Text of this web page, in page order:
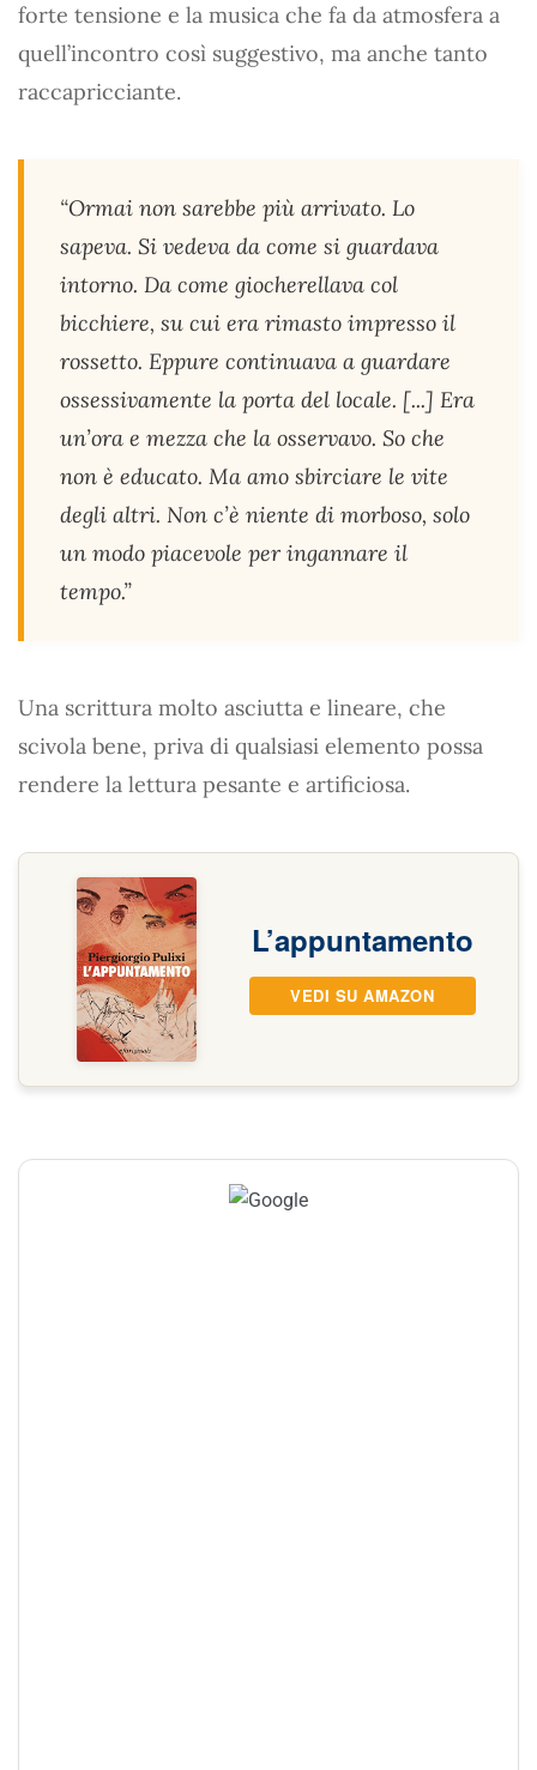
forte tensione e la musica che fa da atmosfera a
quell’incontro così suggestivo, ma anche tanto
raccapricciante.
“Ormai non sarebbe più arrivato. Lo
sapeva. Si vedeva da come si guardava
intorno. Da come giocherellava col
bicchiere, su cui era rimasto impresso il
rossetto. Eppure continuava a guardare
ossessivamente la porta del locale. [...] Era
un’ora e mezza che la osservavo. So che
non è educato. Ma amo sbirciare le vite
degli altri. Non c’è niente di morboso, solo
un modo piacevole per ingannare il
tempo.”
Una scrittura molto asciutta e lineare, che
scivola bene, priva di qualsiasi elemento possa
rendere la lettura pesante e artificiosa.
L’appuntamento
VEDI SU AMAZON